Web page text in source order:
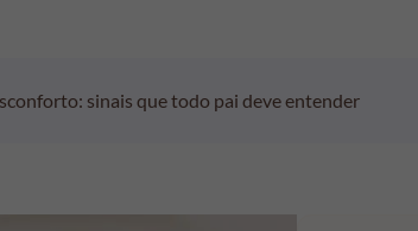
sinais que todo pai deve entender